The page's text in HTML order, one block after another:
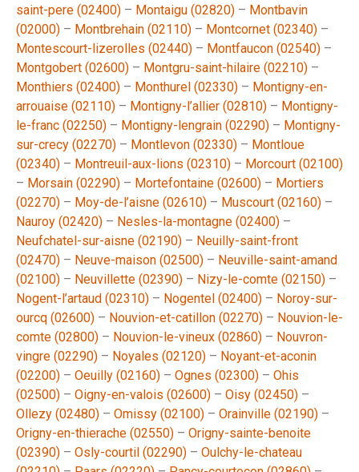
saint-pere (02400) – Montaigu (02820) – Montbavin
(02000) – Montbrehain (02110) – Montcornet (02340) –
Montescourt-lizerolles (02440) – Montfaucon (02540) –
Montgobert (02600) – Montgru-saint-hilaire (02210) –
Monthiers (02400) – Monthurel (02330) – Montigny-en-
arrouaise (02110) – Montigny-l’allier (02810) – Montigny-
le-franc (02250) – Montigny-lengrain (02290) – Montigny-
sur-crecy (02270) – Montlevon (02330) – Montloue
(02340) – Montreuil-aux-lions (02310) – Morcourt (02100)
– Morsain (02290) – Mortefontaine (02600) – Mortiers
(02270) – Moy-de-l’aisne (02610) – Muscourt (02160) –
Nauroy (02420) – Nesles-la-montagne (02400) –
Neufchatel-sur-aisne (02190) – Neuilly-saint-front
(02470) – Neuve-maison (02500) – Neuville-saint-amand
(02100) – Neuvillette (02390) – Nizy-le-comte (02150) –
Nogent-l’artaud (02310) – Nogentel (02400) – Noroy-sur-
ourcq (02600) – Nouvion-et-catillon (02270) – Nouvion-le-
comte (02800) – Nouvion-le-vineux (02860) – Nouvron-
vingre (02290) – Noyales (02120) – Noyant-et-aconin
(02200) – Oeuilly (02160) – Ognes (02300) – Ohis
(02500) – Oigny-en-valois (02600) – Oisy (02450) –
Ollezy (02480) – Omissy (02100) – Orainville (02190) –
Origny-en-thierache (02550) – Origny-sainte-benoite
(02390) – Osly-courtil (02290) – Oulchy-le-chateau